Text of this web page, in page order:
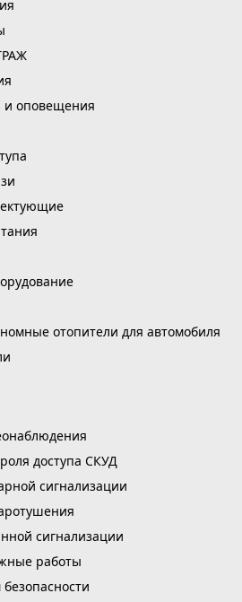
и оповещения
отопители для автомобиля
доступа СКУД
сигнализации
сигнализации
работы